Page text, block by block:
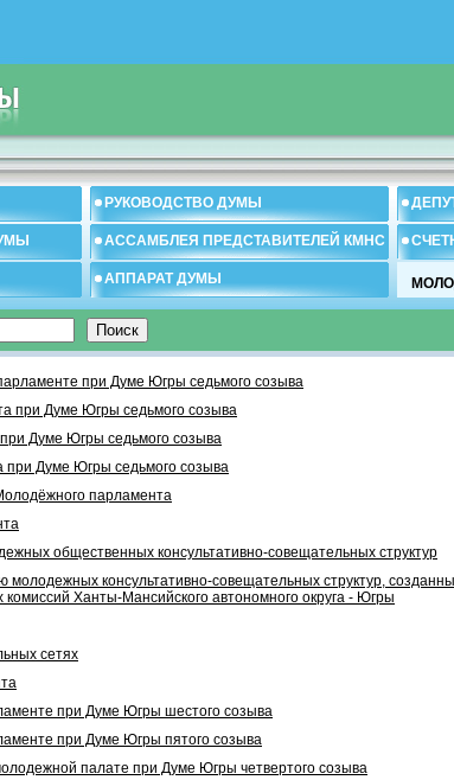
РУКОВОДСТВО ДУМЫ
АССАМБЛЕЯ ПРЕДСТАВИТЕЛЕЙ КМНС
АППАРАТ ДУМЫ
при Думе Югры седьмого созыва
при Думе Югры седьмого созыва
Думе Югры седьмого созыва
Думе Югры седьмого созыва
парламента
общественных консультативно-совещательных структур
молодежных консультативно-совещательных структур,
Ханты-Мансийского автономного округа - Югры
сетях
при Думе Югры шестого созыва
при Думе Югры пятого созыва
палате при Думе Югры четвертого созыва